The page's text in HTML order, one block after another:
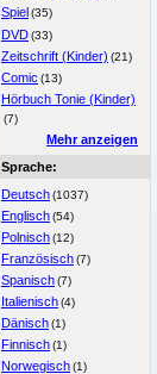
Spiel (35)
DVD(33)
Zeitschrift (Kinder) (21)
Comic (13)
Hörbuch Tonie (Kinder)
(7)
Mehr anzeigen
Sprache:
Deutsch(1037)
Englisch(54)
Polnisch(12)
Französisch(7)
Spanisch(7)
Italienisch(4)
Dänisch(1)
Finnisch(1)
Norwegisch(1)